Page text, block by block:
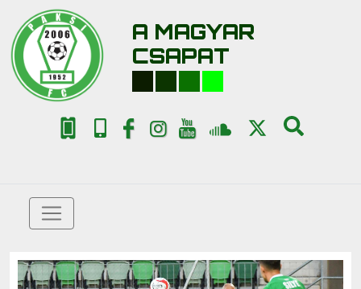
A MAGYAR
CSAPAT